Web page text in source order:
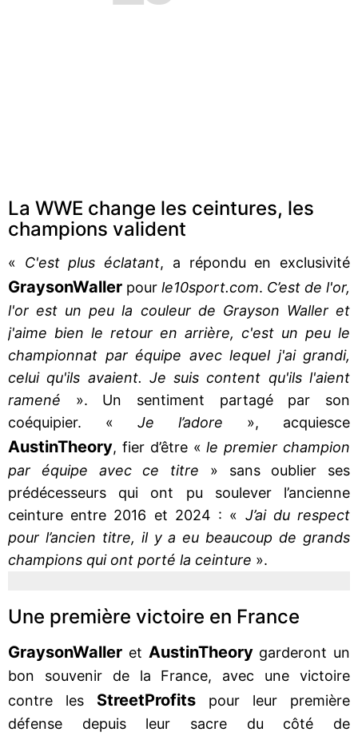
La WWE change les ceintures, les
champions valident
« C'est plus éclatant, a répondu en exclusivité
GraysonWaller pour le10sport.com. C’est de l'or,
l'or est un peu la couleur de Grayson Waller et
j'aime bien le retour en arrière, c'est un peu le
championnat par équipe avec lequel j'ai grandi,
celui qu'ils avaient. Je suis content qu'ils l'aient
ramené ». Un sentiment partagé par son
coéquipier. « Je l’adore », acquiesce
AustinTheory, fier d’être «le premier champion
par équipe avec ce titre » sans oublier ses
prédécesseurs qui ont pu soulever l’ancienne
ceinture entre 2016 et 2024 : « J’ai du respect
pour l’ancien titre, il y a eu beaucoup de grands
champions qui ont porté la ceinture ».
Une première victoire en France
GraysonWaller et AustinTheorygarderont un
bon souvenir de la France, avec une victoire
contre les StreetProfits pour leur première
défense depuis leur sacre du côté de